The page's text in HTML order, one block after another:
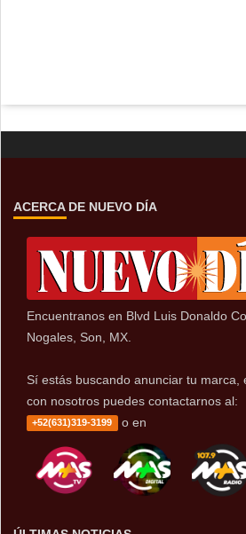
ACERCA DE NUEVO DÍA
Encuentranos en Blvd Luis Donaldo
Nogales, Son, MX.
Sí estás buscando anunciar tu marca,
con nosotros puedes contactarnos al:
+52(631)319-3199 o en